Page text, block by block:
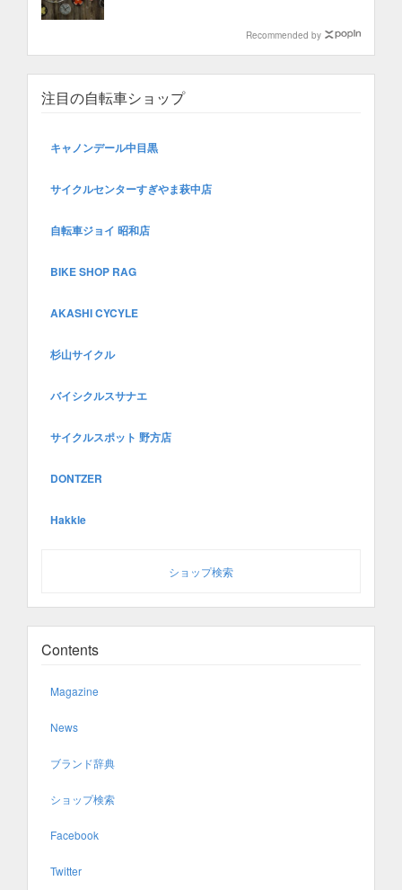
Recommended by
注目の自転車ショップ
キャノンデール中目黒
サイクルセンターすぎやま萩中店
自転車ジョイ 昭和店
BIKE SHOP RAG
AKASHI CYCYLE
杉山サイクル
バイシクルスサナエ
サイクルスポット 野方店
DONTZER
Hakkle
ショップ検索
Contents
Magazine
News
ブランド辞典
ショップ検索
Facebook
Twitter